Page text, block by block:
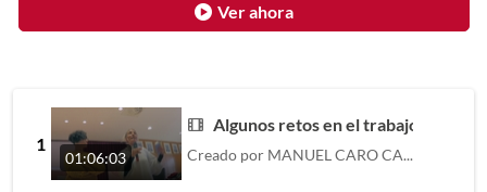
Ver ahora
1
01:06:03
Algunos retos en el trabajo de
Creado por MANUEL CARO CABRERA